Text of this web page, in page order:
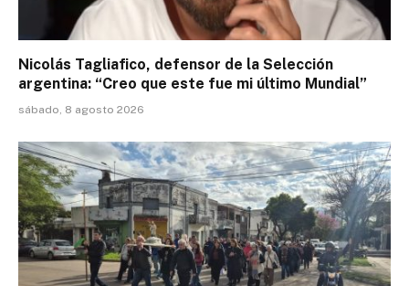
Nicolás Tagliafico, defensor de la Selección
argentina: “Creo que este fue mi último Mundial”
sábado, 8 agosto 2026